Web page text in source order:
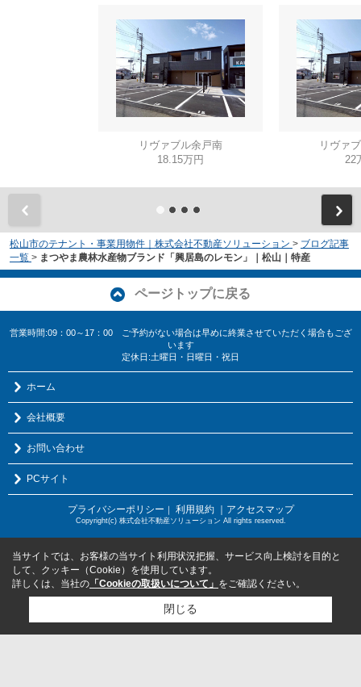
リヴァブル余戸南
18.15万円
リヴァ
22
松山市のテナント・事業用物件｜株式会社不動産ソリューション > ブログ記事
一覧 > まつやま農林水産物ブランド「興居島のレモン」｜松山｜特産
ページトップに戻る
営業時間:09：00～17：00 ご予約がない場合は早めに終業させていただく場合もござ
います
定休日:土曜日・日曜日・祝日
ホーム
会社概要
お問い合わせ
PCサイト
プライバシーポリシー ｜ 利用規約 ｜アクセスマップ
Copyright(c) 株式会社不動産ソリューション All rights reserved.
当サイトでは、お客様の当サイト利用状況把握、サービス向上検討を目的と
して、クッキー（Cookie）を使用しています。
詳しくは、当社の 「Cookieの取扱いについて」 をご確認ください。
閉じる